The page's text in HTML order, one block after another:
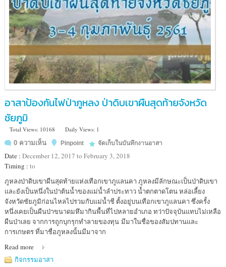
อาสาป้องกันไฟป่าภูหลง ป่าดิบเขาผืนสุดท้ายจังหวัด
ชัยภูมิ
Total Views: 10168
Daily Views: 1
0 ความเห็น
Pinpoint จัดเก็บในบันทึกงานอาสา
Date : December 12, 2017 to February 3, 2018
Timing : to
Location
:
วัด
ป่า
มหา
วัล
ภูหลงป่าดิบเขาผืนสุดท้ายแห่งเทือกเขาภูแลนคา ภูหลงมีลักษณะเป็นป่าดิบเขา
และยังเป็นหนึ่งในป่าต้นน้ำของแม่น้ำลำประทาว น้ำตกตาดโตน หล่อเลี้ยง
จังหวัดชัยภูมิก่อนไหลไปรวมกับแม่น้ำชี ตั้งอยู่บนเทือกเขาภูแลนคา ซึ่งครั้ง
หนึ่งเคยเป็นผืนป่าขนาดมหึมากินพื้นที่ไปหลายอำเภอ ทว่าปัจจุบันแทบไม่เหลือ
ผืนป่าเลย จากการถูกบุกรุกทำลายของทุน มีมาในชื่อของสัมปทานและ
การเกษตร ที่มาชื่อภูหลงนั้นมีมาจาก
Read more
กิจกรรมอาสา